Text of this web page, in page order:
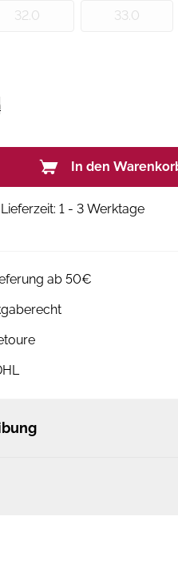
32.0 33.0
In den
1 - 3 Werktage
ab 50€